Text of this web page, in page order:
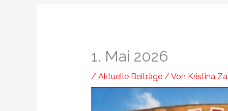
1. Mai 2026
/ Aktuelle Beiträge/ Von Kristina